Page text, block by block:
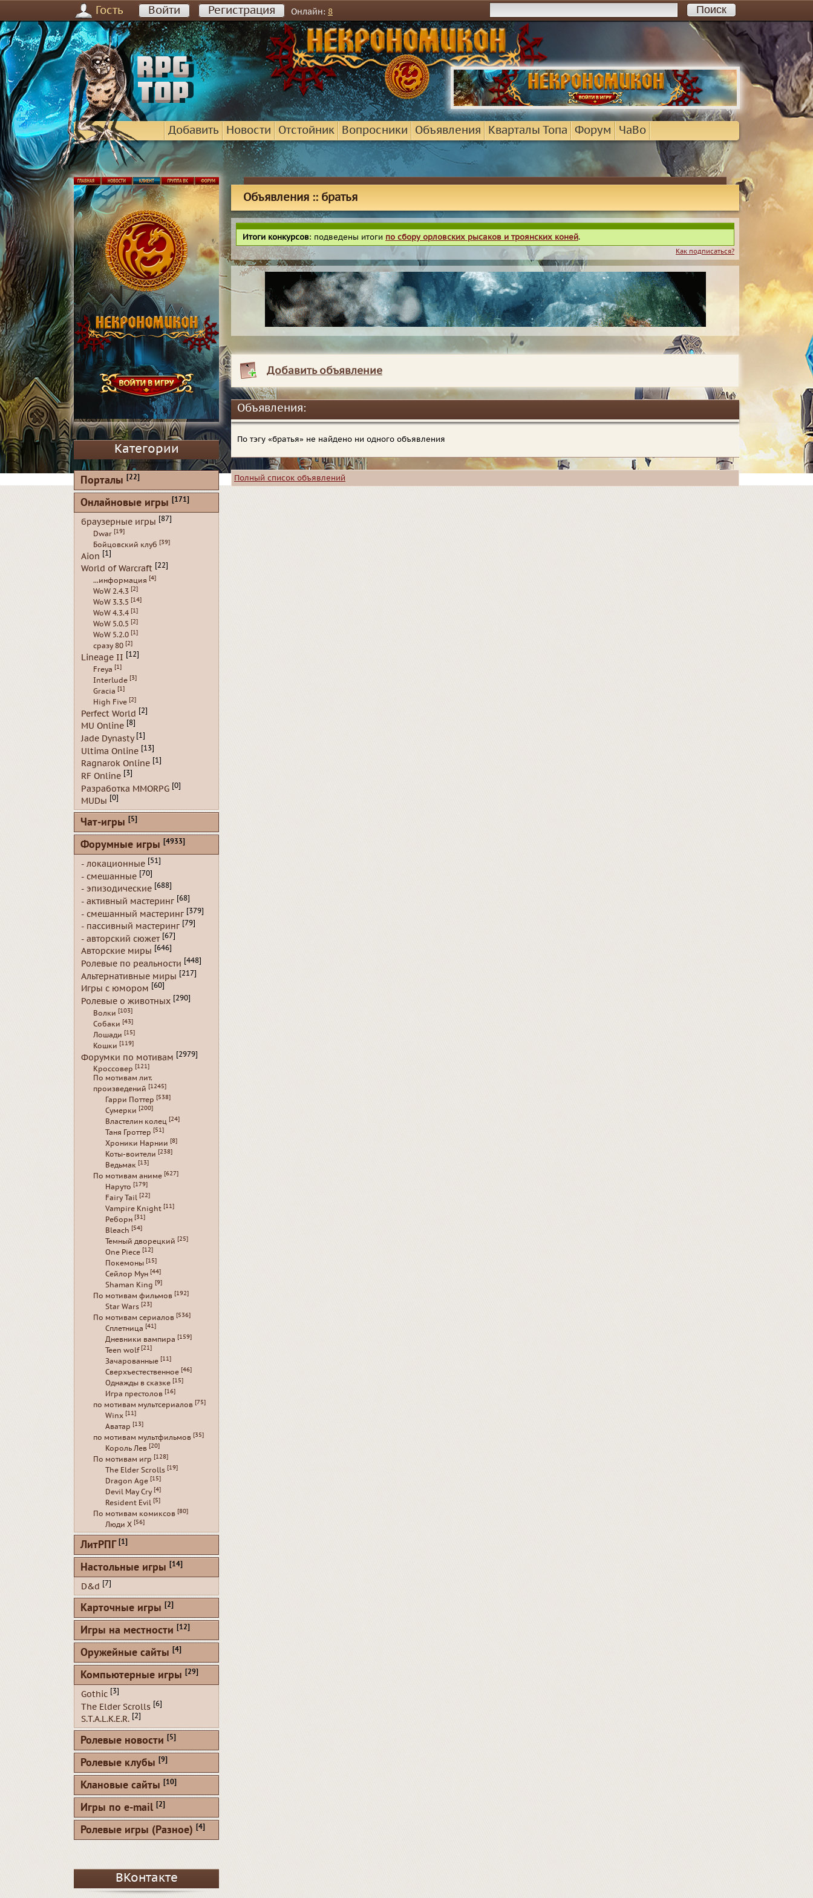
Гость Войти Регистрация Онлайн: 8
Добавить Новости Отстойник Вопросники Объявления Кварталы Топа Форум ЧаВо
Объявления :: братья
Итоги конкурсов: подведены итоги по сбору орловских рысаков и троянских коней.
Как подписаться?
Добавить объявление
Объявления:
По тэгу «братья» не найдено ни одного объявления
Полный список объявлений
Категории
Порталы [22]
Онлайновые игры [171]
браузерные игры [87]
Dwar [19]
Бойцовский клуб [39]
Aion [1]
World of Warcraft [22]
...информация [4]
WoW 2.4.3 [2]
WoW 3.3.5 [14]
WoW 4.3.4 [1]
WoW 5.0.5 [2]
WoW 5.2.0 [1]
сразу 80 [2]
Lineage II [12]
Freya [1]
Interlude [3]
Gracia [1]
High Five [2]
Perfect World [2]
MU Online [8]
Jade Dynasty [1]
Ultima Online [13]
Ragnarok Online [1]
RF Online [3]
Разработка MMORPG [0]
MUDы [0]
Чат-игры [5]
Форумные игры [4933]
- локационные [51]
- смешанные [70]
- эпизодические [688]
- активный мастеринг [68]
- смешанный мастеринг [379]
- пассивный мастеринг [79]
- авторский сюжет [67]
Авторские миры [646]
Ролевые по реальности [448]
Альтернативные миры [217]
Игры с юмором [60]
Ролевые о животных [290]
Волки [103]
Собаки [43]
Лошади [15]
Кошки [119]
Форумки по мотивам [2979]
Кроссовер [121]
По мотивам лит.
произведений [1245]
Гарри Поттер [538]
Сумерки [200]
Властелин колец [24]
Таня Гроттер [51]
Хроники Нарнии [8]
Коты-воители [238]
Ведьмак [13]
По мотивам аниме [627]
Наруто [179]
Fairy Tail [22]
Vampire Knight [11]
Реборн [31]
Bleach [54]
Темный дворецкий [25]
One Piece [12]
Покемоны [15]
Сейлор Мун [44]
Shaman King [9]
По мотивам фильмов [192]
Star Wars [23]
По мотивам сериалов [536]
Сплетница [41]
Дневники вампира [159]
Teen wolf [21]
Зачарованные [11]
Сверхъестественное [46]
Однажды в сказке [15]
Игра престолов [16]
по мотивам мультсериалов [75]
Winx [11]
Аватар [13]
по мотивам мультфильмов [35]
Король Лев [20]
По мотивам игр [128]
The Elder Scrolls [19]
Dragon Age [15]
Devil May Cry [4]
Resident Evil [5]
По мотивам комиксов [80]
Люди Х [56]
ЛитРПГ [1]
Настольные игры [14]
D&d [7]
Карточные игры [2]
Игры на местности [12]
Оружейные сайты [4]
Компьютерные игры [29]
Gothic [3]
The Elder Scrolls [6]
S.T.A.L.K.E.R. [2]
Ролевые новости [5]
Ролевые клубы [9]
Клановые сайты [10]
Игры по e-mail [2]
Ролевые игры (Разное) [4]
ВКонтакте